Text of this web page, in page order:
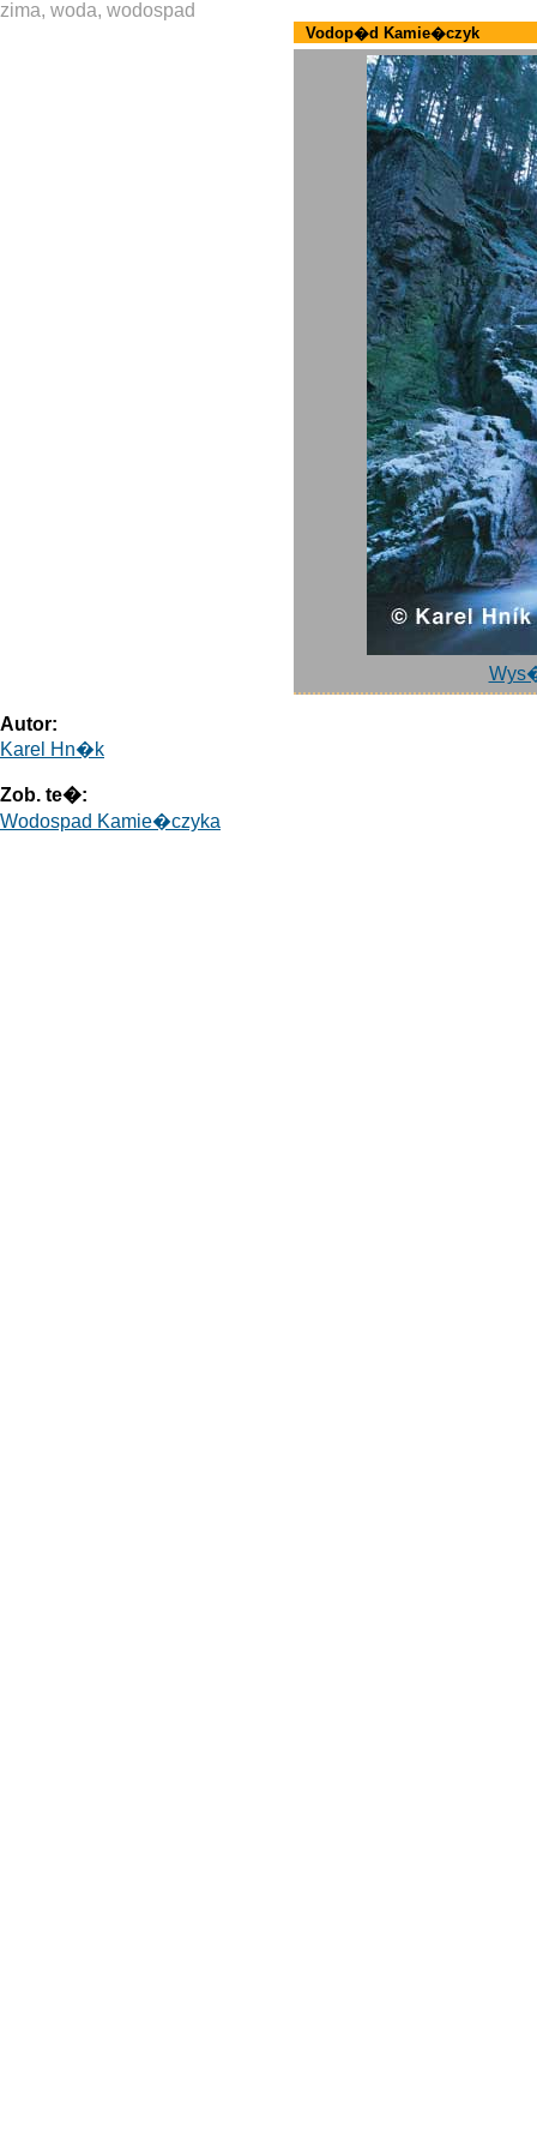
zima, woda, wodospad
Vodop�d Kamie�czyk
Autor:
Karel Hn�k
Zob. te�:
Wodospad Kamie�czyka